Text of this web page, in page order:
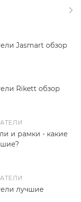
Jasmart обзор
Rikett обзор
и рамки - какие
лучшие